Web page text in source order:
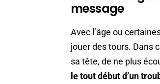
message
Avec l’âge ou
jouer des tours. Dans
sa tête, de ne plus
le tout début d’un